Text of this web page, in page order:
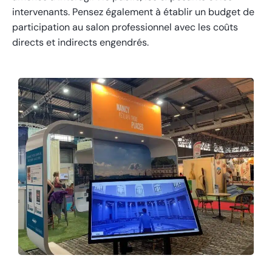
intervenants. Pensez également à établir un budget de
participation au salon professionnel avec les coûts
directs et indirects engendrés.